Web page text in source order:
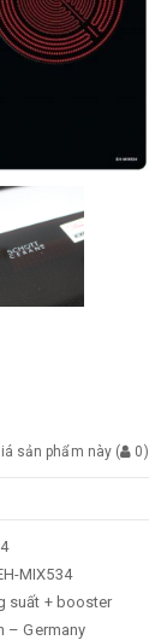
sản phẩm này ( 0)
MIX534
suất + booster
– Germany